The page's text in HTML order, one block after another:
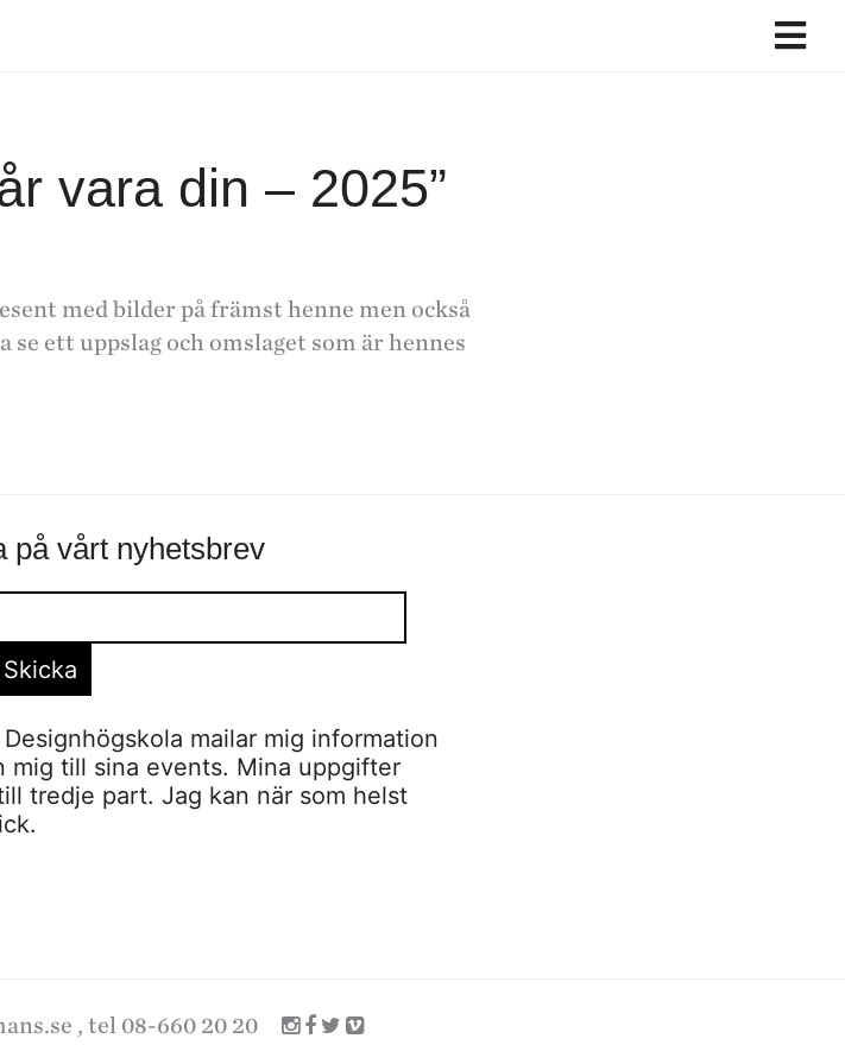
vara din – 2025”
med bilder på främst henne men också
ett uppslag och omslaget som är hennes
på vårt nyhetsbrev
mailar mig information
mig till sina events. Mina uppgifter
tredje part. Jag kan när som helst
, tel 08-660 20 20